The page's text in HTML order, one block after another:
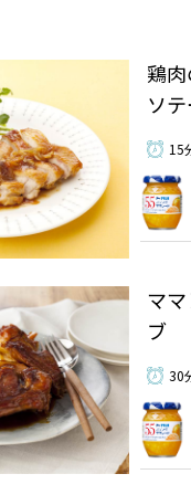
鶏
ソ
15
マ
ブ
30